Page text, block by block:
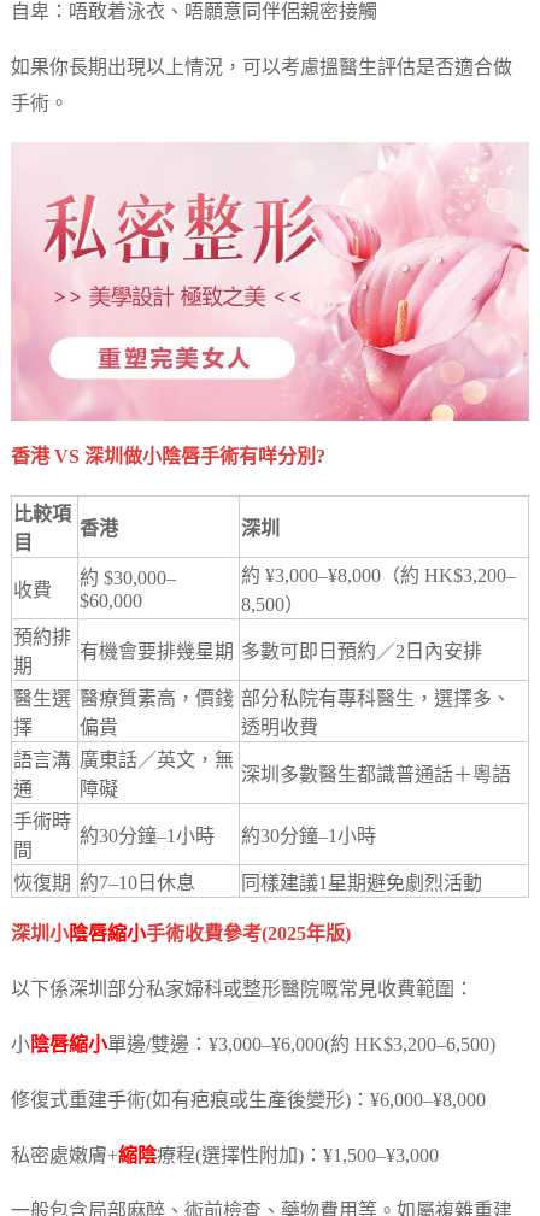
自卑：唔敢着泳衣、唔願意同伴侶親密接觸
如果你長期出現以上情況，可以考慮搵醫生評估是否適合做
手術。
香港 VS 深圳做小陰唇手術有咩分別?
比較項
目
香港 深圳
收費
約 $30,000–
$60,000
約 ¥3,000–¥8,000（約 HK$3,200–
8,500）
預約排
期
有機會要排幾星期 多數可即日預約／2日內安排
醫生選
擇
醫療質素高，價錢
偏貴
部分私院有專科醫生，選擇多、
透明收費
語言溝
通
廣東話／英文，無
障礙
深圳多數醫生都識普通話＋粵語
手術時
間
約30分鐘–1小時 約30分鐘–1小時
恢復期 約7–10日休息 同樣建議1星期避免劇烈活動
深圳小陰唇縮小手術收費參考(2025年版)
以下係深圳部分私家婦科或整形醫院嘅常見收費範圍：
小陰唇縮小單邊/雙邊：¥3,000–¥6,000(約 HK$3,200–6,500)
修復式重建手術(如有疤痕或生產後變形)：¥6,000–¥8,000
私密處嫩膚+縮陰療程(選擇性附加)：¥1,500–¥3,000
一般包含局部麻醉、術前檢查、藥物費用等。如屬複雜重建